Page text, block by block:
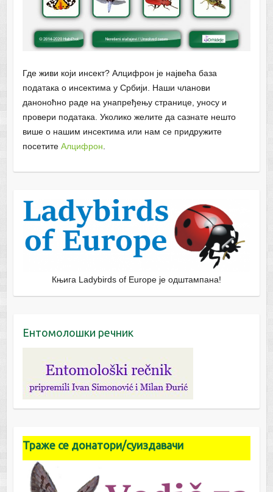
Где живи који инсект? Алцифрон је највећа база
података о инсектима у Србији. Наши чланови
даноноћно раде на унапређењу странице, уносу и
провери података. Уколико желите да сазнате нешто
више о нашим инсектима или нам се придружите
посетите Алцифрон.
Књига Ladybirds of Europe је одштампана!
Ентомолошки речник
Траже се донатори/суиздавачи